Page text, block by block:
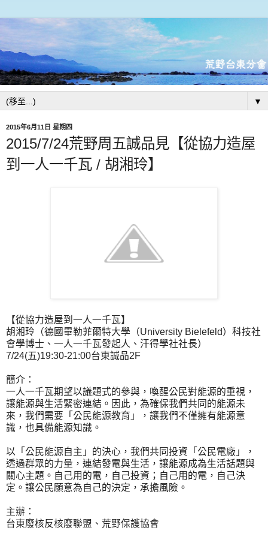
▼
2015年6月11日 星期四
2015/7/24荒野周五誠品見【從協力造屋
到一人一千瓦 / 胡湘玲】
【從協力造屋到一人一千瓦】
胡湘玲（德國畢勒菲爾特大學（University Bielefeld）科技社
會學博士、一人一千瓦發起人、汗得學社社長）
7/24(五)19:30-21:00台東誠品2F
簡介：
一人一千瓦期望以議題式的參與，喚醒公民對能源的重視，
讓能源與生活緊密連結。因此，為確保我們共同的能源未
來，我們需要「公民能源教育」，讓我們不僅擁有能源意
識，也具備能源知識。
以「公民能源自主」的決心，我們共同投資「公民電廠」，
透過群眾的力量，連結發電與生活，讓能源成為生活話題與
關心主題。自己用的電，自己投資；自己用的電，自己決
定。讓公民願意為自己的決定，承擔風險。
主辦：
台東廢核反核廢聯盟、荒野保護協會